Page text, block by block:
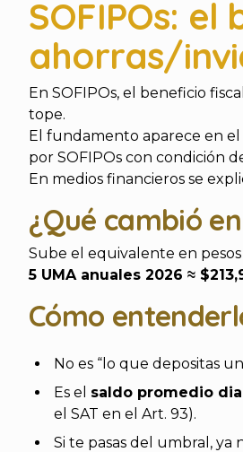
SOFIPOs:
ahorras/
En SOFIPOs, el beneficio
tope.
El fundamento aparece en el
por SOFIPOs con condición
En medios financieros se
¿Qué cambió
Sube el equivalente en
5 UMA anuales 2026 ≈
Cómo
No es “lo que depositas
Es el saldo promedio
el SAT en el Art. 93).
Si te pasas del umbral, ya